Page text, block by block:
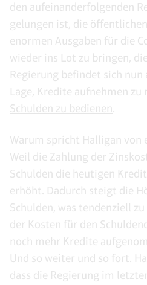
den aufeinanderfolgenden
gelungen ist, die
enormen Ausgaben für die
wieder ins Lot zu bringen,
Regierung befindet sich
Lage, Kredite aufnehmen zu
Schulden zu bedienen
Warum spricht Halligan von
Weil die Zahlung der
Schulden die heutigen
erhöht. Dadurch steigt die
Schulden, was tendenziell
der Kosten für den
noch mehr Kredite
Und so weiter und so fort.
dass die Regierung im